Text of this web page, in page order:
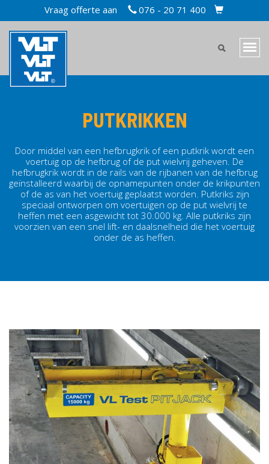
inhoud
TOPBAR
Vraag offerte aan 076 - 20 71 400
CART
MAIN
MENU
PUTKRIKKEN
Door middel van een hefbrugkrik of een putkrik wordt een
voertuig op de hefbrug of de put wielvrij geheven. De
hefbrugkrik wordt in de rails van de rijbanen van de hefbrug
geïnstalleerd waarbij de opnamepunten onder de krikpunten
of de as van het voertuig geplaatst worden. Putkriks zijn
speciaal ontworpen om voertuigen op de put wielvrij te
heffen met een asgewicht tot 30.000 kg. Alle putkriks zijn
voorzien van een snel lift- en daalsnelheid die het voertuig
onder de as heffen.